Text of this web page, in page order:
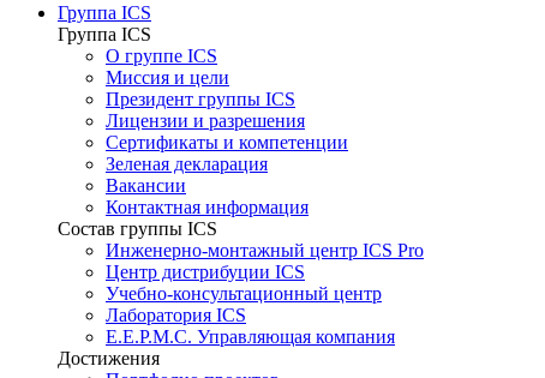
Группа ICS
Группа ICS
О группе ICS
Миссия и цели
Президент группы ICS
Лицензии и разрешения
Сертификаты и компетенции
Зеленая декларация
Вакансии
Контактная информация
Состав группы ICS
Инженерно-монтажный центр ICS Pro
Центр дистрибуции ICS
Учебно-консультационный центр
Лаборатория ICS
E.E.P.M.C. Управляющая компания
Достижения